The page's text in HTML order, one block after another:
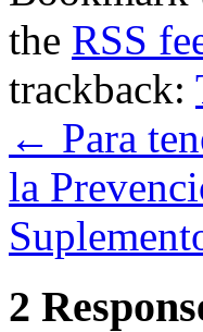
the RSS
trackback:
← Para
la
2